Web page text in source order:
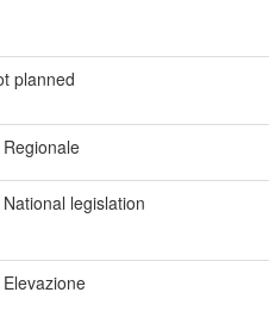
planned
Regionale
National legislation
Elevazione